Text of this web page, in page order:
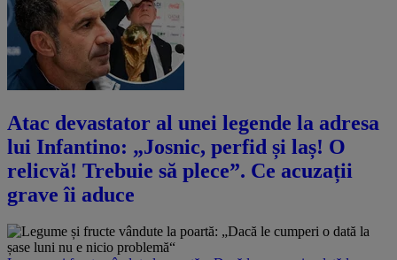
Atac devastator al unei legende la adresa
lui Infantino: „Josnic, perfid și laș! O
relicvă! Trebuie să plece”. Ce acuzații
grave îi aduce